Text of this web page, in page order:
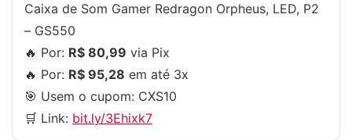
Caixa de Som Gamer Redragon Orpheus, LED, P2
– GS550
🔥 Por: R$ 80,99 via Pix
🔥 Por: R$ 95,28 em até 3x
🎯 Usem o cupom: CXS10
🛒 Link: bit.ly/3Ehixk7